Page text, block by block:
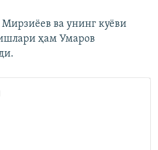
ва унинг куёви
ҳам Умаров